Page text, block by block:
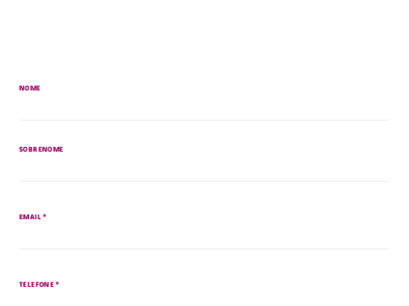
NOME
SOBRENOME
EMAIL *
TELEFONE *